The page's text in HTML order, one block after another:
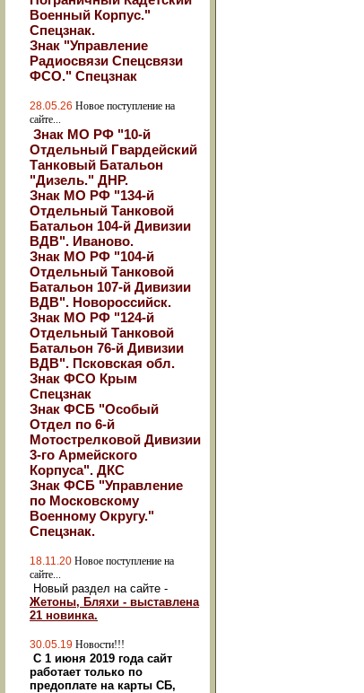
Военный Корпус."
Спецзнак.
Знак "Управление
Радиосвязи Спецсвязи
ФСО." Спецзнак
28.05.26 Новое поступление на
сайте...
Знак МО РФ "10-й
Отдельный Гвардейский
Танковый Батальон
"Дизель." ДНР.
Знак МО РФ "134-й
Отдельный Танковой
Батальон 104-й Дивизии
ВДВ". Иваново.
Знак МО РФ "104-й
Отдельный Танковой
Батальон 107-й Дивизии
ВДВ". Новороссийск.
Знак МО РФ "124-й
Отдельный Танковой
Батальон 76-й Дивизии
ВДВ". Псковская обл.
Знак ФСО Крым
Спецзнак
Знак ФСБ "Особый
Отдел по 6-й
Мотострелковой Дивизии
3-го Армейского
Корпуса". ДКС
Знак ФСБ "Управление
по Московскому
Военному Округу."
Спецзнак.
18.11.20 Новое поступление на
сайте...
Новый раздел на сайте -
Жетоны, Бляхи - выставлена
21 новинка.
30.05.19 Новости!!!
С 1 июня 2019 года сайт
работает только по
предоплате на карты СБ,